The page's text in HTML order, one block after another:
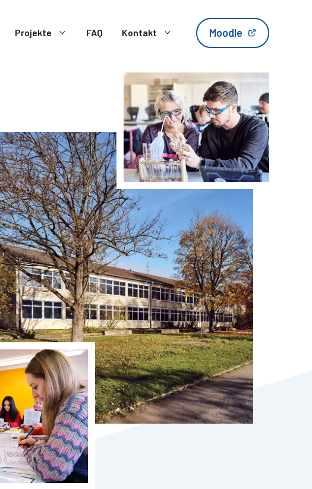
Projekte FAQ Kontakt Moodle